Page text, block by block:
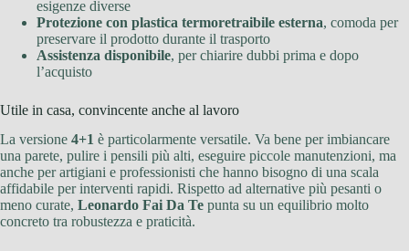
esigenze diverse
Protezione con plastica termoretraibile esterna, comoda per
preservare il prodotto durante il trasporto
Assistenza disponibile, per chiarire dubbi prima e dopo
l’acquisto
Utile in casa, convincente anche al lavoro
La versione 4+1 è particolarmente versatile. Va bene per imbiancare
una parete, pulire i pensili più alti, eseguire piccole manutenzioni, ma
anche per artigiani e professionisti che hanno bisogno di una scala
affidabile per interventi rapidi. Rispetto ad alternative più pesanti o
meno curate, Leonardo Fai Da Te punta su un equilibrio molto
concreto tra robustezza e praticità.